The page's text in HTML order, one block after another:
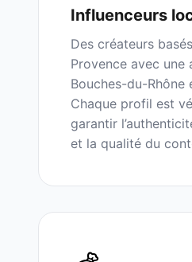
Influenceurs
Des créateurs
Provence avec une
Bouches-du-Rhône
Chaque profil est
garantir
et la qualité du